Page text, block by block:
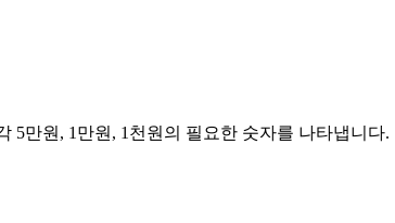
5만원, 1만원, 1천원의 필요한 숫자를 나타냅니다.